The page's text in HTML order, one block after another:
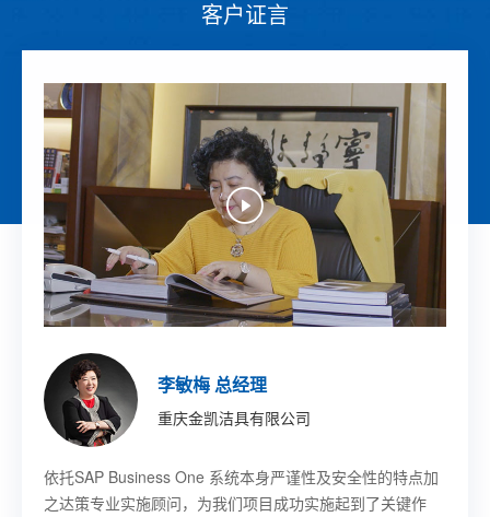
客户证言
印琼玲 董事长
新阳硅密(上海)半导体技术有限公司
SAP Business One作为成熟的ERP平台，其先进的功能开
发做到了同产业成长‘与时俱进’。达策团队专业、敬业，和
施允盛 副总裁
艾尔发智能科技股份有限公司
基于SAP Business One，从订单、单证、寻单等需求都能
快速传递到各个部门，无论是售前、售中还是售后环节，客
王珏 董事长秘书
乐鑫信息科技(上海)股份有限公司
SAP Business One 帮助乐鑫提升工作效率，感谢上海达策
公司为我们成功实施项目，我们也希望同上海达策公司在未
董宇 技术部部长
哈尔滨固泰电子有限责任公司
SAP Business One 项目解决物流库位管理、先进先出等需
求，并且能对物料进行批次管理，做到质量批次追踪。
胡其鸣 CEO
北京卢米埃时代院线有限公司
SAP Business One 帮助卢米埃影业提升了工作效率以及整
体市场竞争力，并最终为影迷带来更好的视听和服务享受
李敏梅 总经理
重庆金凯洁具有限公司
依托SAP Business One 系统本身严谨性及安全性的特点加
之达策专业实施顾问，为我们项目成功实施起到了关键作
章吉龙 总经理
宁波赛龙进出口有限公司
SAP 上线以后对我们采购，发生了翻天覆地的变化，提高了
采购的工作效率，我非常满意。总的来说，过程是痛苦的，
徐佳伟 副总裁
意欧斯智能科技股份有限公司
SAP Business One 解决方案的生产制造管理功能极大地满
足了意欧斯生产制造的管理变革需求，提高了业务流程的执